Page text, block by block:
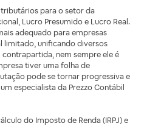
para o setor da
Lucro Presumido e Lucro Real.
adequado para empresas
limitado, unificando diversos
nem sempre ele é
tiver uma folha de
pode se tornar progressiva e
especialista da Prezzo Contábil
do Imposto de Renda (IRPJ) e